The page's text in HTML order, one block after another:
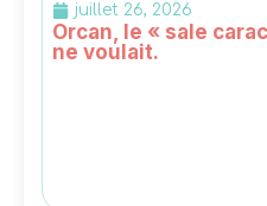
juillet 26, 2026
Orcan, le « sale
ne voulait.